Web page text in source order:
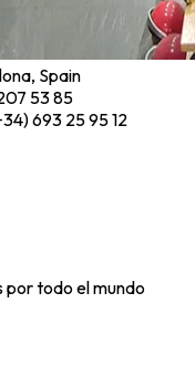
Spain
53 85
693 25 95 12
por todo el mundo